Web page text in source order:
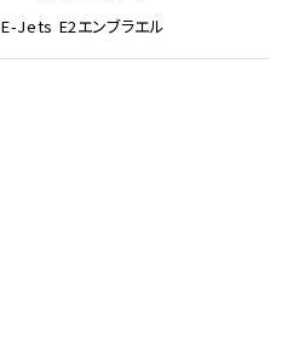
E-Jets E2エンブラエル